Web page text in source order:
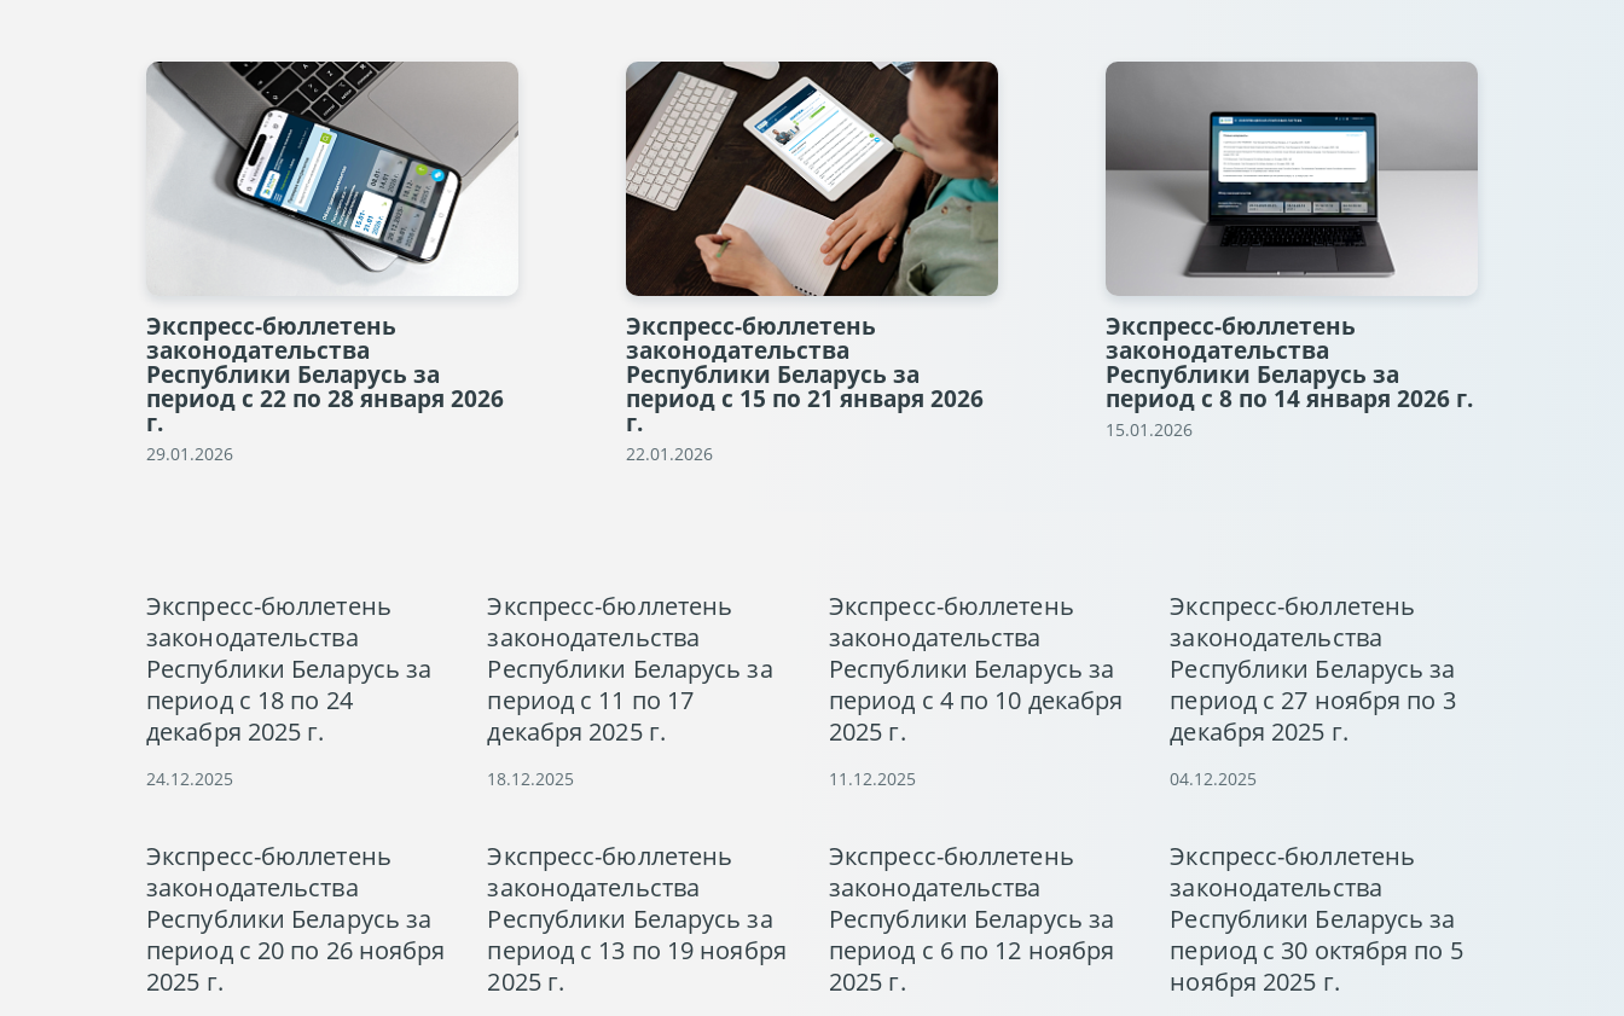
Экспресс-бюллетень
законодательства
Республики Беларусь за
период с 22 по 28 января 2026
г.
29.01.2026
Экспресс-бюллетень
законодательства
Республики Беларусь за
период с 15 по 21 января 2026
г.
22.01.2026
Экспресс-бюллетень
законодательства
Республики Беларусь за
период с 8 по 14 января 2026 г.
15.01.2026
Экспресс-бюллетень
законодательства
Республики Беларусь за
период с 18 по 24
декабря 2025 г.
24.12.2025
Экспресс-бюллетень
законодательства
Республики Беларусь за
период с 11 по 17
декабря 2025 г.
18.12.2025
Экспресс-бюллетень
законодательства
Республики Беларусь за
период с 4 по 10 декабря
2025 г.
11.12.2025
Экспресс-бюллетень
законодательства
Республики Беларусь за
период с 27 ноября по 3
декабря 2025 г.
04.12.2025
Экспресс-бюллетень
законодательства
Республики Беларусь за
период с 20 по 26 ноября
2025 г.
Экспресс-бюллетень
законодательства
Республики Беларусь за
период с 13 по 19 ноября
2025 г.
Экспресс-бюллетень
законодательства
Республики Беларусь за
период с 6 по 12 ноября
2025 г.
Экспресс-бюллетень
законодательства
Республики Беларусь за
период с 30 октября по 5
ноября 2025 г.